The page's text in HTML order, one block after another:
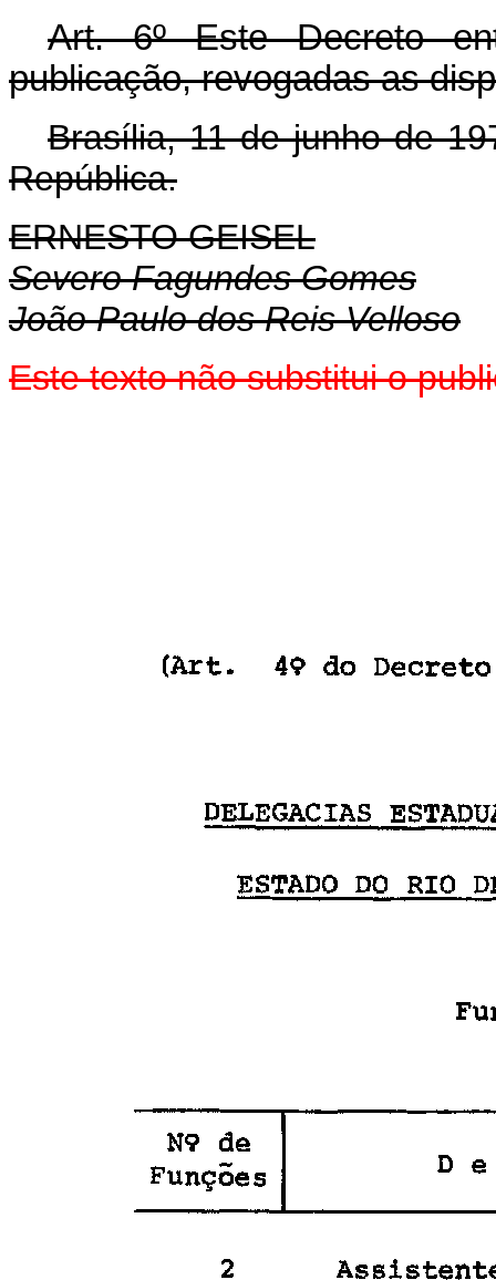
Art. 6º Este Decreto
publicação, revogadas as
Brasília, 11 de junho de
República.
ERNESTO GEISEL
Severo Fagundes Gomes
João Paulo dos Reis Velloso
Este texto não substitui o